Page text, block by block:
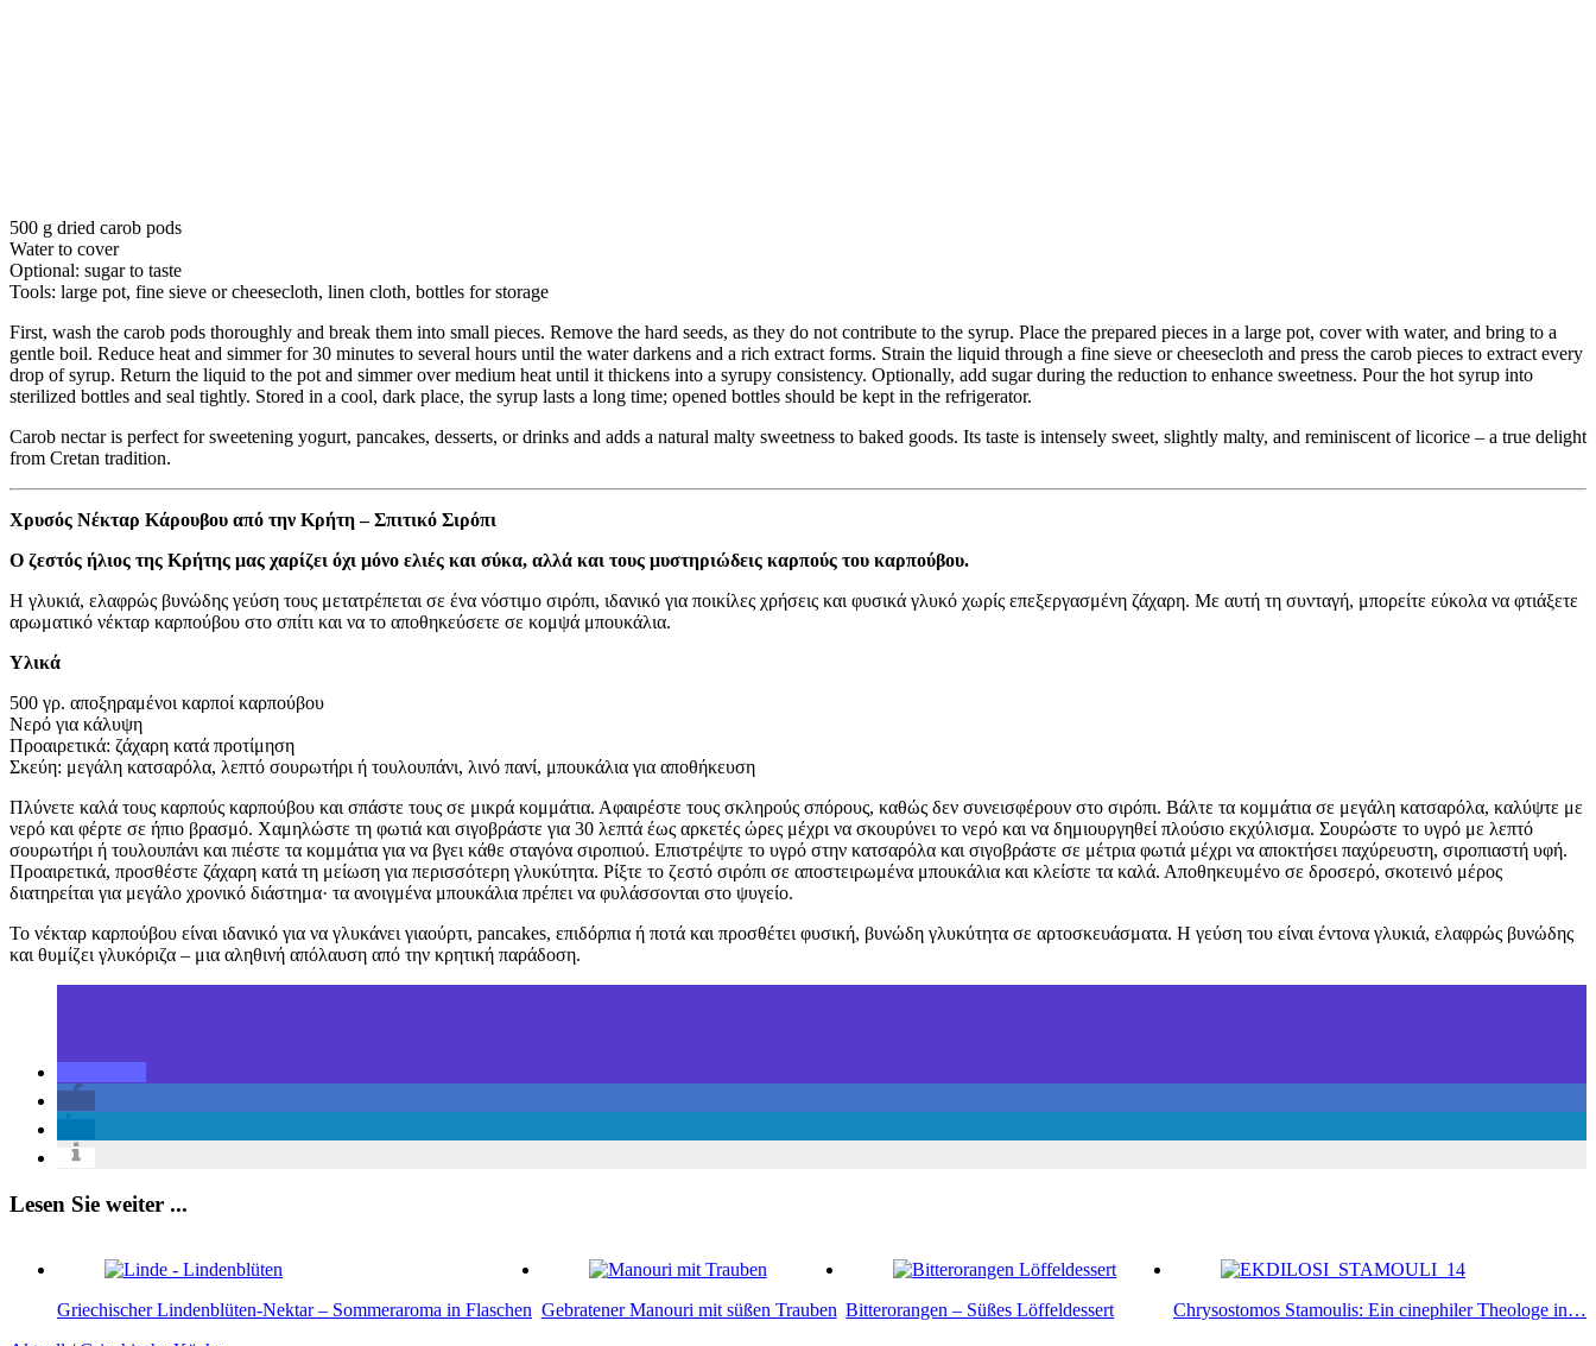
500 g dried carob pods
Water to cover
Optional: sugar to taste
Tools: large pot, fine sieve or cheesecloth, linen cloth, bottles for storage
First, wash the carob pods thoroughly and break them into small pieces. Remove the hard seeds, as they do not contribute to the syrup. Place the prepared pieces in a large pot, cover with water, and bring to a
gentle boil. Reduce heat and simmer for 30 minutes to several hours until the water darkens and a rich extract forms. Strain the liquid through a fine sieve or cheesecloth and press the carob pieces to extract every
drop of syrup. Return the liquid to the pot and simmer over medium heat until it thickens into a syrupy consistency. Optionally, add sugar during the reduction to enhance sweetness. Pour the hot syrup into
sterilized bottles and seal tightly. Stored in a cool, dark place, the syrup lasts a long time; opened bottles should be kept in the refrigerator.
Carob nectar is perfect for sweetening yogurt, pancakes, desserts, or drinks and adds a natural malty sweetness to baked goods. Its taste is intensely sweet, slightly malty, and reminiscent of licorice – a true delight
from Cretan tradition.
Χρυσός Νέκταρ Κάρουβου από την Κρήτη – Σπιτικό Σιρόπι
Ο ζεστός ήλιος της Κρήτης μας χαρίζει όχι μόνο ελιές και σύκα, αλλά και τους μυστηριώδεις καρπούς του καρπούβου.
Η γλυκιά, ελαφρώς βυνώδης γεύση τους μετατρέπεται σε ένα νόστιμο σιρόπι, ιδανικό για ποικίλες χρήσεις και φυσικά γλυκό χωρίς επεξεργασμένη ζάχαρη. Με αυτή τη συνταγή, μπορείτε εύκολα να φτιάξετε
αρωματικό νέκταρ καρπούβου στο σπίτι και να το αποθηκεύσετε σε κομψά μπουκάλια.
Υλικά
500 γρ. αποξηραμένοι καρποί καρπούβου
Νερό για κάλυψη
Προαιρετικά: ζάχαρη κατά προτίμηση
Σκεύη: μεγάλη κατσαρόλα, λεπτό σουρωτήρι ή τουλουπάνι, λινό πανί, μπουκάλια για αποθήκευση
Πλύνετε καλά τους καρπούς καρπούβου και σπάστε τους σε μικρά κομμάτια. Αφαιρέστε τους σκληρούς σπόρους, καθώς δεν συνεισφέρουν στο σιρόπι. Βάλτε τα κομμάτια σε μεγάλη κατσαρόλα, καλύψτε με
νερό και φέρτε σε ήπιο βρασμό. Χαμηλώστε τη φωτιά και σιγοβράστε για 30 λεπτά έως αρκετές ώρες μέχρι να σκουρύνει το νερό και να δημιουργηθεί πλούσιο εκχύλισμα. Σουρώστε το υγρό με λεπτό
σουρωτήρι ή τουλουπάνι και πιέστε τα κομμάτια για να βγει κάθε σταγόνα σιροπιού. Επιστρέψτε το υγρό στην κατσαρόλα και σιγοβράστε σε μέτρια φωτιά μέχρι να αποκτήσει παχύρευστη, σιροπιαστή υφή.
Προαιρετικά, προσθέστε ζάχαρη κατά τη μείωση για περισσότερη γλυκύτητα. Ρίξτε το ζεστό σιρόπι σε αποστειρωμένα μπουκάλια και κλείστε τα καλά. Αποθηκευμένο σε δροσερό, σκοτεινό μέρος
διατηρείται για μεγάλο χρονικό διάστημα· τα ανοιγμένα μπουκάλια πρέπει να φυλάσσονται στο ψυγείο.
Το νέκταρ καρπούβου είναι ιδανικό για να γλυκάνει γιαούρτι, pancakes, επιδόρπια ή ποτά και προσθέτει φυσική, βυνώδη γλυκύτητα σε αρτοσκευάσματα. Η γεύση του είναι έντονα γλυκιά, ελαφρώς βυνώδης
και θυμίζει γλυκόριζα – μια αληθινή απόλαυση από την κρητική παράδοση.
Lesen Sie weiter ...
Griechischer Lindenblüten-Nektar – Sommeraroma in Flaschen Gebratener Manouri mit süßen Trauben Bitterorangen – Süßes Löffeldessert
Chrysostomos Stamoulis: Ein cinephiler Theologe in…